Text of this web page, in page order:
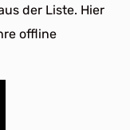
der Liste. Hier
offline